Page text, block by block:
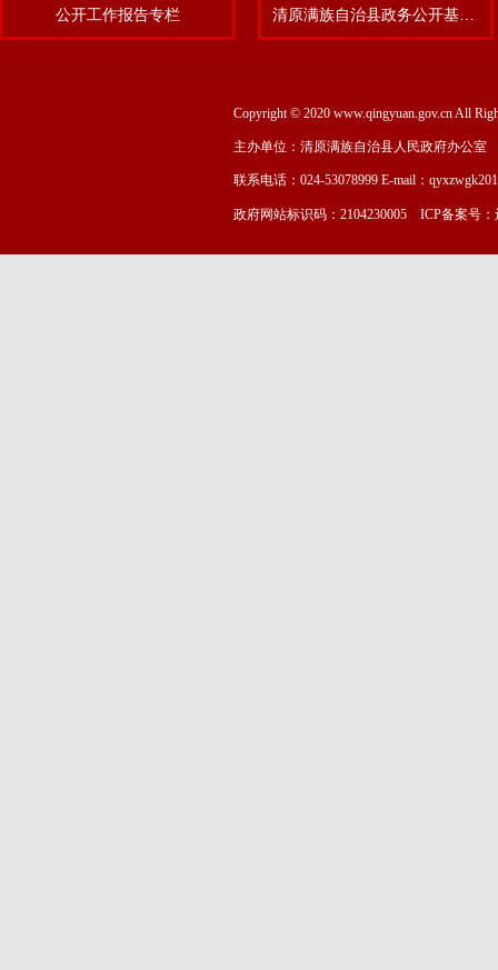
公开工作报告专栏
Copyright © 2020 www.qingyuan.gov.cn All
主办单位：清原满族自治县人民政府办公室
联系电话：024-53078999 E-mail：
政府网站标识码：2104230005 ICP备案号：